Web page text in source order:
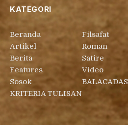
KATEGORI
Beranda
Artikel
Berita
Features
Sosok
KRITERIA TULISAN
Filsafat
Roman
Satire
Video
BALACADAS